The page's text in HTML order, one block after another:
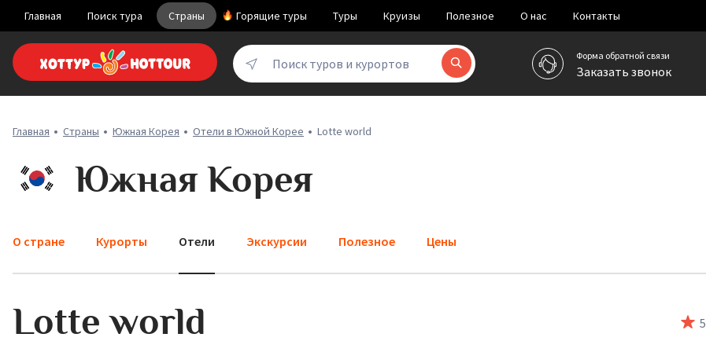
Главная Поиск тура Страны Горящие туры Туры Круизы Полезное О нас Контакты
Поиск туров и курортов
Форма обратной связи
Заказать звонок
Главная Страны Южная Корея Отели в Южной Корее Lotte world
Южная Корея
О стране Курорты Отели Экскурсии Полезное Цены
Lotte world 5